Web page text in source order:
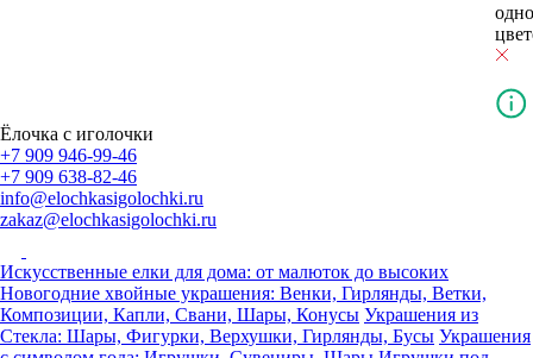
Ёлочка с иголочки
+7 909 946-99-46
+7 909 638-82-46
info@elochkasigolochki.ru
zakaz@elochkasigolochki.ru
Искусственные елки для дома: от малюток до высоких
Новогодние хвойные украшения: Венки, Гирлянды, Ветки,
Композиции, Капли, Свани, Шары, Конусы Украшения из
Стекла: Шары, Фигурки, Верхушки, Гирлянды, Бусы Украшения